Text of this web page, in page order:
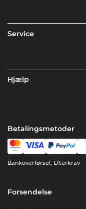
Service
Hjælp
Betalingsmetoder
Bankoverførsel, Efterkrav
Forsendelse